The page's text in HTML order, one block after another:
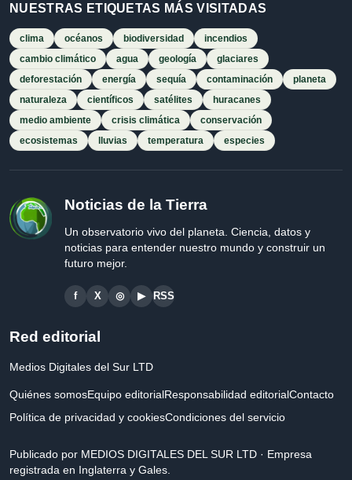
NUESTRAS ETIQUETAS MÁS VISITADAS
clima océanos biodiversidad
incendios
cambio climático
agua geología
glaciares
deforestación
energía sequía contaminación
planeta
naturaleza
científicos satélites
huracanes
medio ambiente
crisis climática
conservación
ecosistemas
lluvias temperatura especies
Noticias de la Tierra
Un observatorio vivo del planeta. Ciencia, datos y
noticias para entender nuestro mundo y construir un
futuro mejor.
f X ◎ ▶ RSS
Red editorial
Medios Digitales del Sur LTD
Quiénes somosEquipo editorialResponsabilidad editorialContacto
Política de privacidad y cookiesCondiciones del servicio
Publicado por MEDIOS DIGITALES DEL SUR LTD · Empresa
registrada en Inglaterra y Gales.